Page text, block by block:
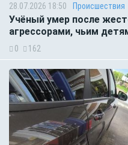
28.07.2026 18:50 Происшествия
Учёный умер после
агрессорами, чьим
0 162